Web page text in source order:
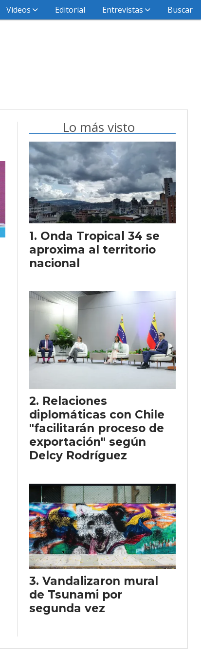
Videos Editorial Entrevistas Buscar
Lo más visto
Onda Tropical 34 se
aproxima al territorio
nacional
Relaciones
diplomáticas con Chile
"facilitarán proceso de
exportación" según
Delcy Rodríguez
Vandalizaron mural
de Tsunami por
segunda vez